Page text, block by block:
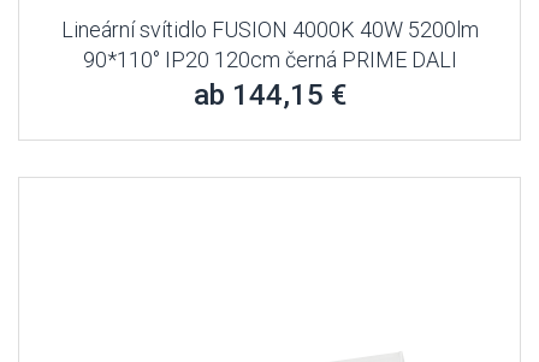
Lineární svítidlo FUSION 4000K 40W 5200lm
90*110° IP20 120cm černá PRIME DALI
ab 144,15 €